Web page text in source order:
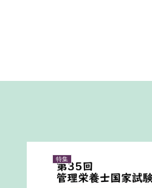
特集